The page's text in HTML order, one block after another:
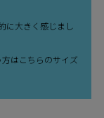
に大きく感じまし
はこちらのサイズ